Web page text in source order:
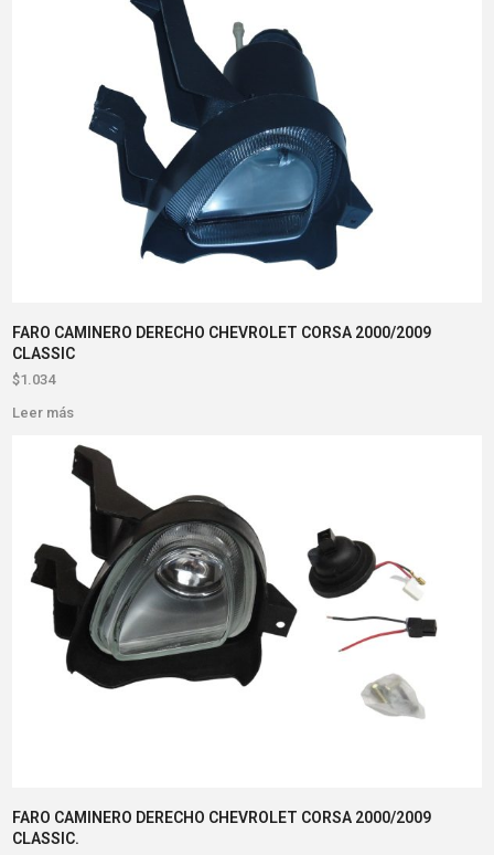
FARO CAMINERO DERECHO CHEVROLET CORSA 2000/2009
CLASSIC
$1.034
Leer más
FARO CAMINERO DERECHO CHEVROLET CORSA 2000/2009
CLASSIC.